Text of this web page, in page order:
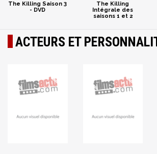
The Killing Saison 3
- DVD
The Killing
Intégrale des
saisons 1 et 2
ACTEURS ET